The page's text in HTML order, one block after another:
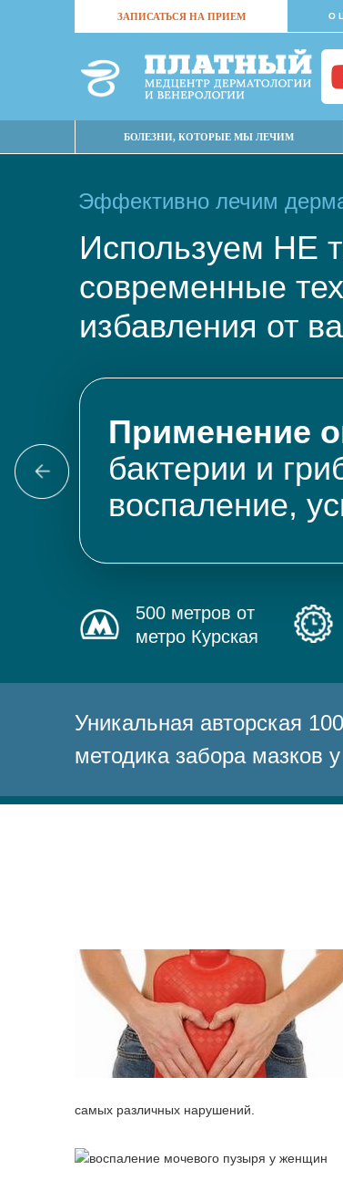
ЗАПИСАТЬСЯ НА ПРИЕМ О
БОЛЕЗНИ, КОТОРЫЕ МЫ ЛЕЧИМ
Эффективно лечим
Используем НЕ
современные
избавления от
Применение
бактерии и
воспаление,
500 метров от
метро Курская
Уникальная авторская
методика забора мазков
самых различных нарушений.